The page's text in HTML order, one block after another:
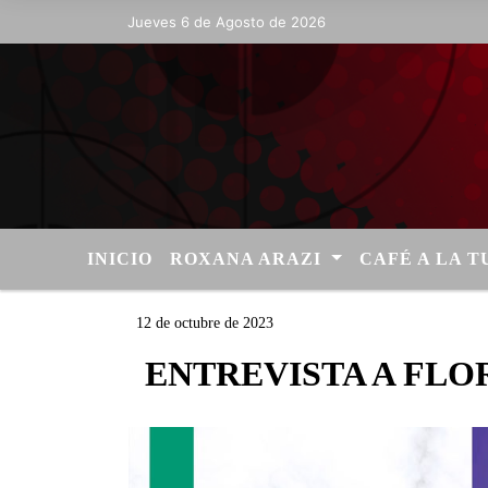
Jueves 6 de Agosto de 2026Hoy es Jueves 6 de Agosto de
INICIO ROXANA ARAZI CAFÉ A LA
12 de octubre de 2023
ENTREVISTA A